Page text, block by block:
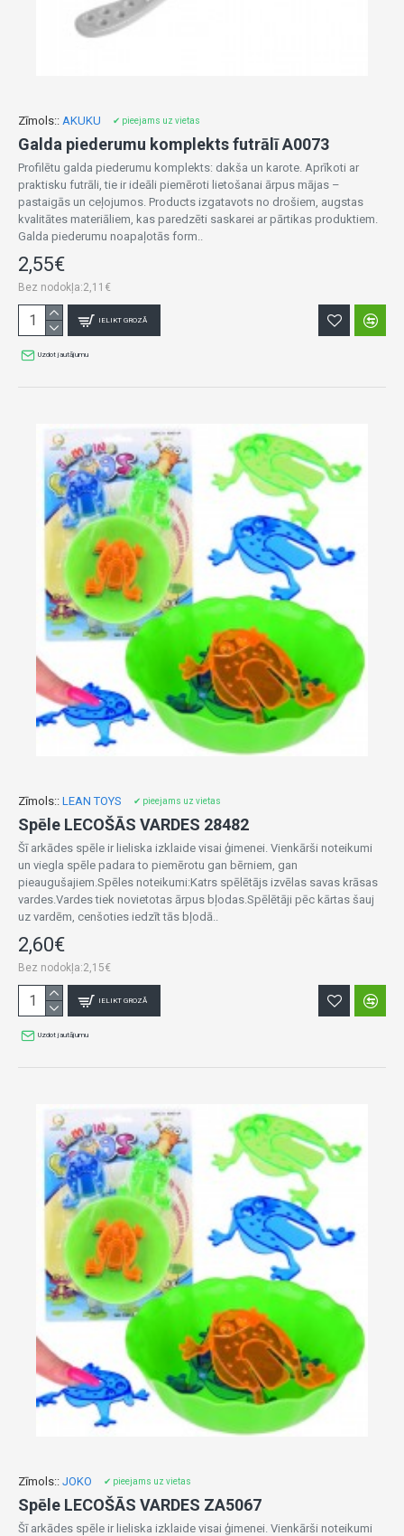
Zīmols:: AKUKU ✔ pieejams uz vietas
Galda piederumu komplekts futrālī A0073
Profilētu galda piederumu komplekts: dakša un karote. Aprīkoti ar
praktisku futrāli, tie ir ideāli piemēroti lietošanai ārpus mājas –
pastaigās un ceļojumos. Products izgatavots no drošiem, augstas
kvalitātes materiāliem, kas paredzēti saskarei ar pārtikas produktiem.
Galda piederumu noapaļotās form..
2,55€
Bez nodokļa:2,11€
IELIKT GROZĀ
Uzdot jautājumu
Zīmols:: LEAN TOYS ✔ pieejams uz vietas
Spēle LECOŠĀS VARDES 28482
Šī arkādes spēle ir lieliska izklaide visai ģimenei. Vienkārši noteikumi
un viegla spēle padara to piemērotu gan bērniem, gan
pieaugušajiem.Spēles noteikumi:Katrs spēlētājs izvēlas savas krāsas
vardes.Vardes tiek novietotas ārpus bļodas.Spēlētāji pēc kārtas šauj
uz vardēm, cenšoties iedzīt tās bļodā..
2,60€
Bez nodokļa:2,15€
IELIKT GROZĀ
Uzdot jautājumu
Zīmols:: JOKO ✔ pieejams uz vietas
Spēle LECOŠĀS VARDES ZA5067
Šī arkādes spēle ir lieliska izklaide visai ģimenei. Vienkārši noteikumi